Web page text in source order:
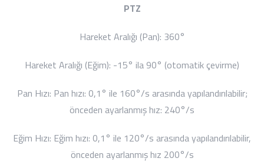
PTZ
Hareket Aralığı (Pan): 360°
Hareket Aralığı (Eğim): -15° ila 90° (otomatik çevirme)
Pan Hızı: Pan hızı: 0,1° ile 160°/s arasında yapılandırılabilir;
önceden ayarlanmış hız: 240°/s
Eğim Hızı: Eğim hızı: 0,1° ile 120°/s arasında yapılandırılabilir,
önceden ayarlanmış hız 200°/s